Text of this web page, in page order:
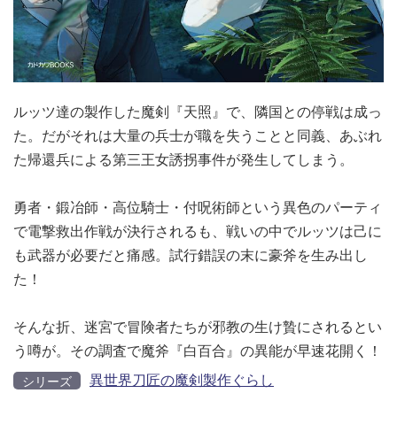
ルッツ達の製作した魔剣『天照』で、隣国との停戦は成っ
た。だがそれは大量の兵士が職を失うことと同義、あぶれ
た帰還兵による第三王女誘拐事件が発生してしまう。
勇者・鍛冶師・高位騎士・付呪術師という異色のパーティ
で電撃救出作戦が決行されるも、戦いの中でルッツは己に
も武器が必要だと痛感。試行錯誤の末に豪斧を生み出し
た！
そんな折、迷宮で冒険者たちが邪教の生け贄にされるとい
う噂が。その調査で魔斧『白百合』の異能が早速花開く！
シリーズ 異世界刀匠の魔剣製作ぐらし